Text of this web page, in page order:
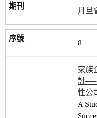
月旦
8
家族
討──
性公
A